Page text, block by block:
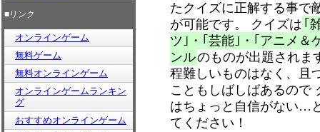
■リンク
オンラインゲーム
無料ゲーム
無料オンラインゲーム
オンラインゲームランキン
グ
おすすめオンラインゲーム
たクイズに正解する事で
が可能です。 クイズは ｢
ツ｣・｢芸能｣・｢アニメ＆
ンルのものが出題されま
程難しいものはなく、且
こともしばしばあるので
はちょっと自信がない…
てください！